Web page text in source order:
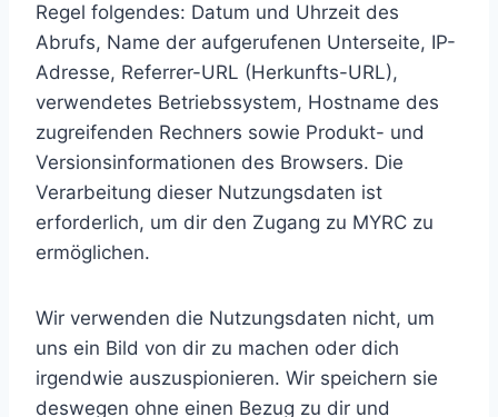
Regel folgendes: Datum und Uhrzeit des
Abrufs, Name der aufgerufenen Unterseite, IP-
Adresse, Referrer-URL (Herkunfts-URL),
verwendetes Betriebssystem, Hostname des
zugreifenden Rechners sowie Produkt- und
Versionsinformationen des Browsers. Die
Verarbeitung dieser Nutzungsdaten ist
erforderlich, um dir den Zugang zu MYRC zu
ermöglichen.
Wir verwenden die Nutzungsdaten nicht, um
uns ein Bild von dir zu machen oder dich
irgendwie auszuspionieren. Wir speichern sie
deswegen ohne einen Bezug zu dir und